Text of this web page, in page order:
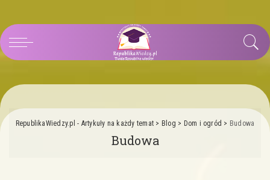
RepublikaWiedzy.pl - Artykuły na każdy temat > Blog > Dom i ogród > Budowa
Budowa